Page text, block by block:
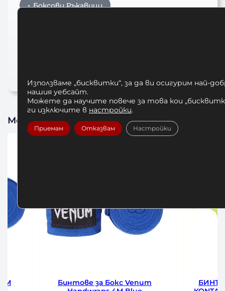
Боксови Ръкавици
Може да харесате също
Бинтове за Бокс Venum
Използваме „бисквитки“, за да ви осигурим най-
нашия уебсайт.
Можете да научите повече за това кои
ги изключите в настройки.
Приемам Отказвам Настройки